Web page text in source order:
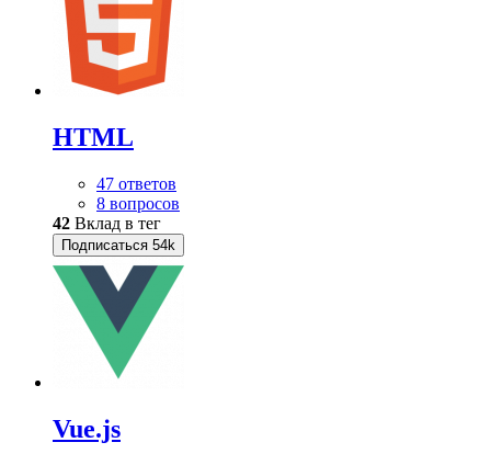
HTML
47 ответов
8 вопросов
42 Вклад в тег
Подписаться 54k
Vue.js